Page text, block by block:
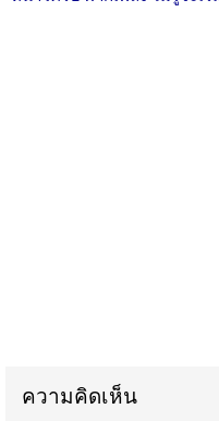
ความคิดเห็น